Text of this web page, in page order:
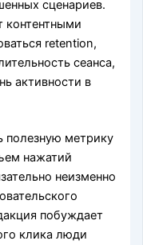
сценариев.
контентными
retention,
сеанса,
активности в
полезную метрику
нажатий
неизменно
побуждает
клика люди